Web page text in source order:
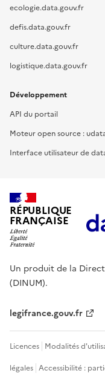
ecologie.data.gouv.fr
defis.data.gouv.fr
culture.data.gouv.fr
logistique.data.gouv.fr
Développement
API du portail
Moteur open source :
Interface utilisateur de
RÉPUBLIQUE
FRANÇAISE
Un produit de la
(DINUM).
legifrance.gouv.fr
Licences Modalités
légales Accessibilité :